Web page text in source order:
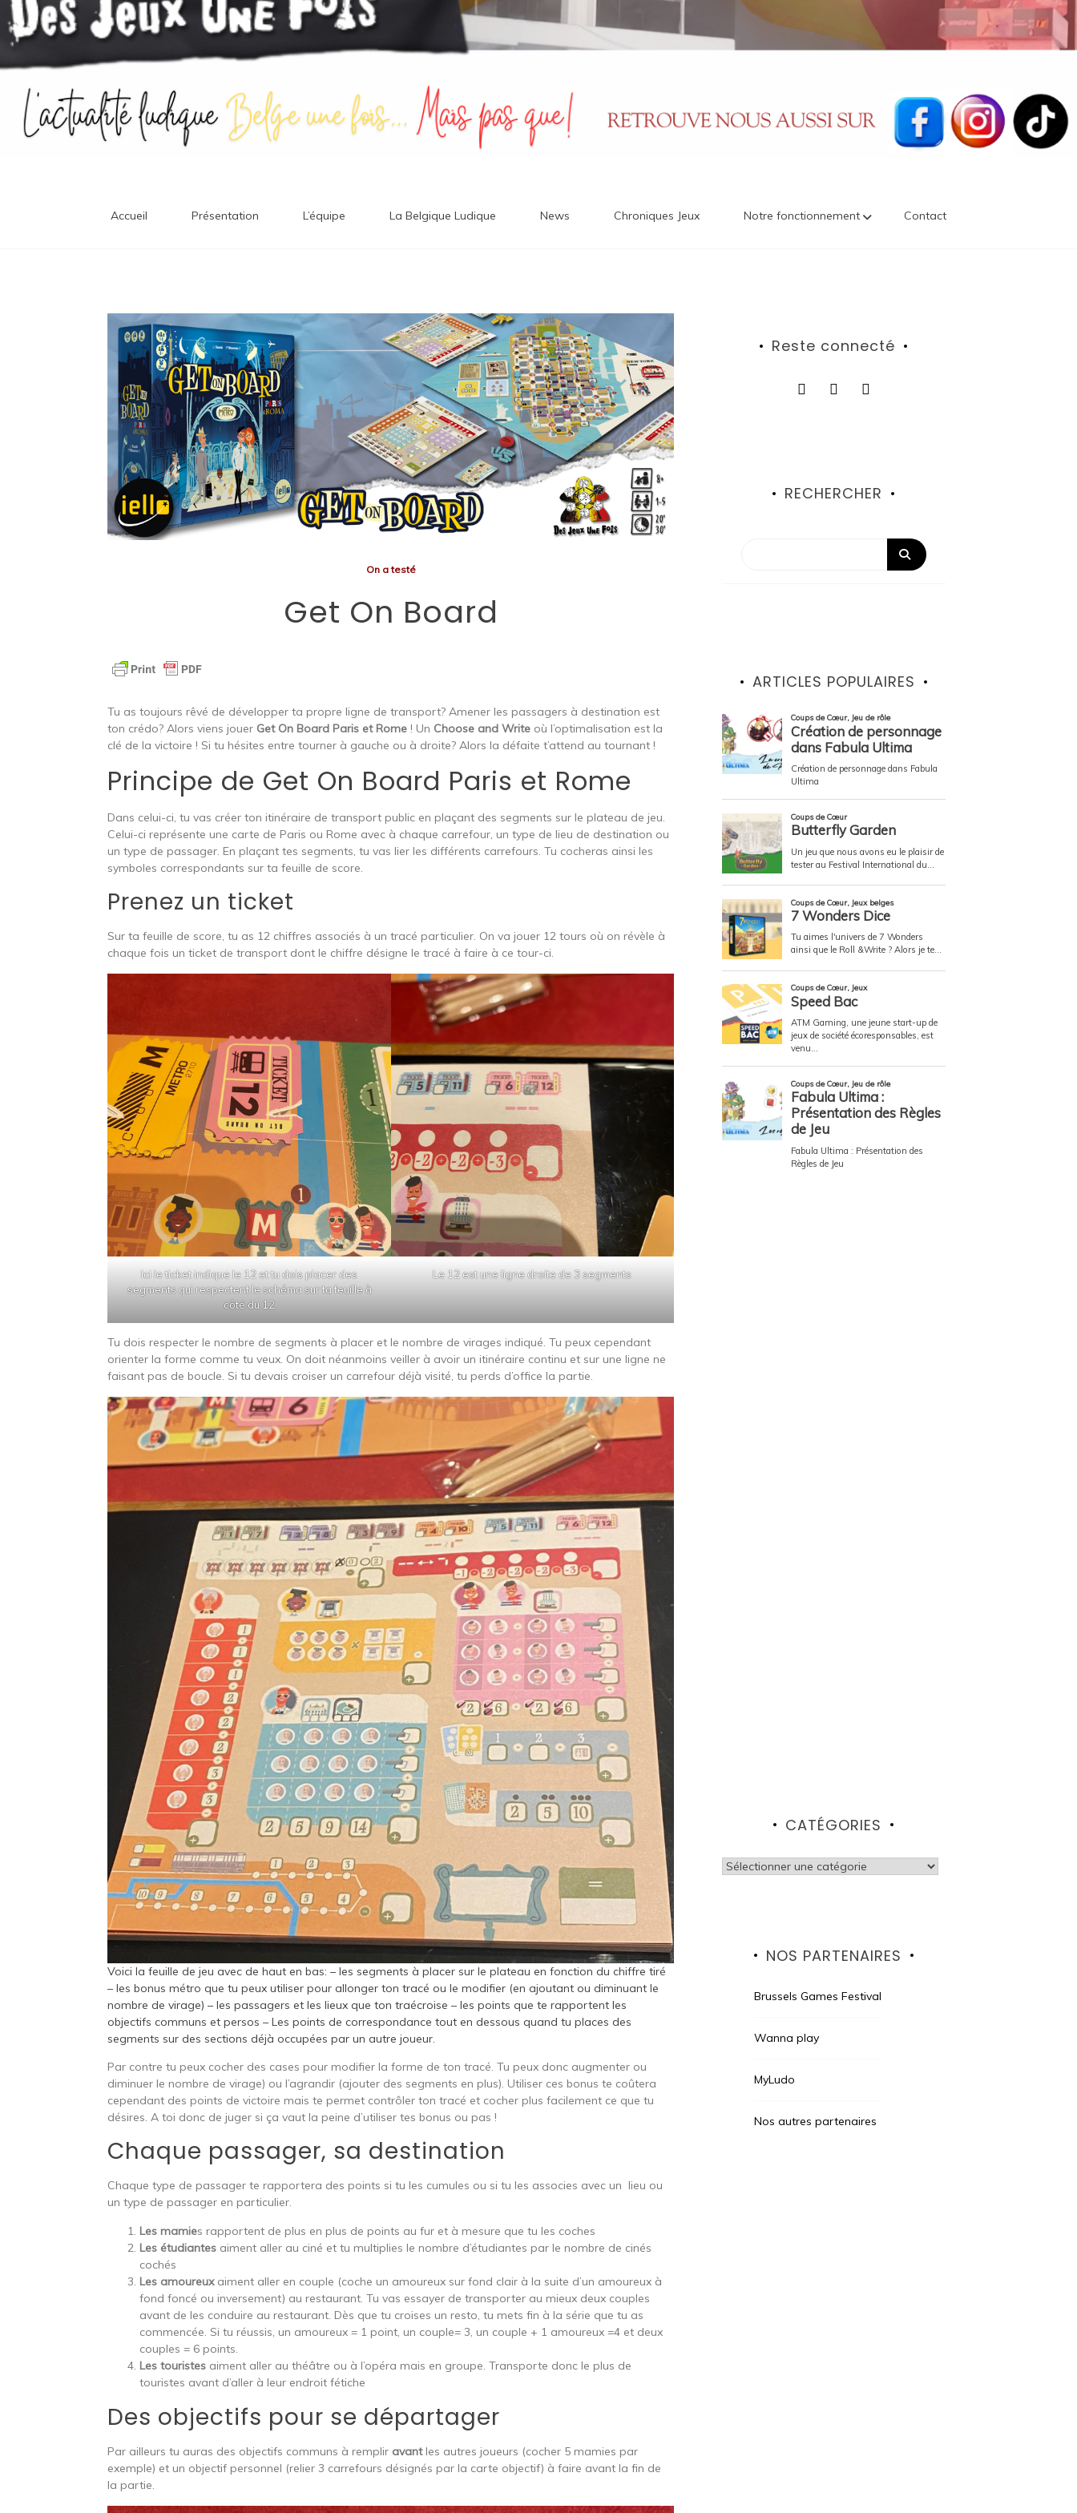
Accueil Présentation L’équipe La Belgique Ludique News Chroniques Jeux Notre fonctionnement Contact
On a testé
Get On Board
Tu as toujours rêvé de développer ta propre ligne de transport? Amener les passagers à destination est
ton crédo? Alors viens jouer Get On Board Paris et Rome ! Un Choose and Write où l’optimalisation est la
clé de la victoire ! Si tu hésites entre tourner à gauche ou à droite? Alors la défaite t’attend au tournant !
Principe de Get On Board Paris et Rome
Dans celui-ci, tu vas créer ton itinéraire de transport public en plaçant des segments sur le plateau de jeu.
Celui-ci représente une carte de Paris ou Rome avec à chaque carrefour, un type de lieu de destination ou
un type de passager. En plaçant tes segments, tu vas lier les différents carrefours. Tu cocheras ainsi les
symboles correspondants sur ta feuille de score.
Prenez un ticket
Sur ta feuille de score, tu as 12 chiffres associés à un tracé particulier. On va jouer 12 tours où on révèle à
chaque fois un ticket de transport dont le chiffre désigne le tracé à faire à ce tour-ci.
Ici le ticket indique le 12 et tu dois placer des
segments qui respectent le schéma sur ta feuille à
côté du 12
Le 12 est une ligne droite de 3 segments
Tu dois respecter le nombre de segments à placer et le nombre de virages indiqué. Tu peux cependant
orienter la forme comme tu veux. On doit néanmoins veiller à avoir un itinéraire continu et sur une ligne ne
faisant pas de boucle. Si tu devais croiser un carrefour déjà visité, tu perds d’office la partie.
Voici la feuille de jeu avec de haut en bas: – les segments à placer sur le plateau en fonction du chiffre tiré
– les bonus métro que tu peux utiliser pour allonger ton tracé ou le modifier (en ajoutant ou diminuant le
nombre de virage) – les passagers et les lieux que ton traécroise – les points que te rapportent les
objectifs communs et persos – Les points de correspondance tout en dessous quand tu places des
segments sur des sections déjà occupées par un autre joueur.
Par contre tu peux cocher des cases pour modifier la forme de ton tracé. Tu peux donc augmenter ou
diminuer le nombre de virage) ou l’agrandir (ajouter des segments en plus). Utiliser ces bonus te coûtera
cependant des points de victoire mais te permet contrôler ton tracé et cocher plus facilement ce que tu
désires. A toi donc de juger si ça vaut la peine d’utiliser tes bonus ou pas !
Chaque passager, sa destination
Chaque type de passager te rapportera des points si tu les cumules ou si tu les associes avec un lieu ou
un type de passager en particulier.
Les mamies rapportent de plus en plus de points au fur et à mesure que tu les coches
Les étudiantes aiment aller au ciné et tu multiplies le nombre d’étudiantes par le nombre de cinés
cochés
Les amoureuxaiment aller en couple (coche un amoureux sur fond clair à la suite d’un amoureux à
fond foncé ou inversement) au restaurant. Tu vas essayer de transporter au mieux deux couples
avant de les conduire au restaurant. Dès que tu croises un resto, tu mets fin à la série que tu as
commencée. Si tu réussis, un amoureux = 1 point, un couple= 3, un couple + 1 amoureux =4 et deux
couples = 6 points.
Les touristes aiment aller au théâtre ou à l’opéra mais en groupe. Transporte donc le plus de
touristes avant d’aller à leur endroit fétiche
Des objectifs pour se départager
Par ailleurs tu auras des objectifs communs à remplir avantles autres joueurs (cocher 5 mamies par
exemple) et un objectif personnel (relier 3 carrefours désignés par la carte objectif) à faire avant la fin de
la partie.
Reste connecté
RECHERCHER
ARTICLES POPULAIRES
CATÉGORIES
Catégories
NOS PARTENAIRES
Brussels Games Festival
Wanna play
MyLudo
Nos autres partenaires